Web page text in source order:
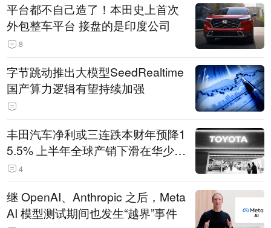
平台都不自己造了！本田史上首次
外包整车平台 接盘的是印度公司
8
字节跳动推出大模型SeedRealtime
国产算力逻辑有望持续加强
丰田汽车净利或三连跌本财年预降1
5.5% 上半年全球产销下滑在华少卖
14.3万辆
4
继 OpenAI、Anthropic 之后，Meta
AI 模型测试期间也发生“越界”事件